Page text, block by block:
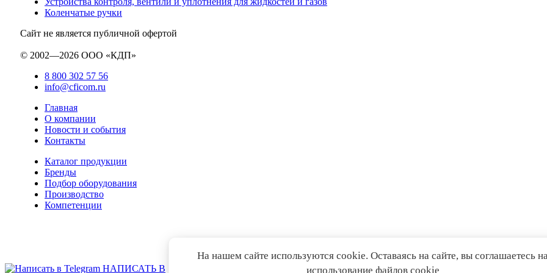
Коленчатые ручки
Сайт не является публичной офертой
© 2002—2026 ООО «КДП»
8 800 302 57 56
info@cficom.ru
Главная
О компании
Новости и события
Контакты
Каталог продукции
Бренды
Подбор оборудования
Производство
Компетенции
НАПИСАТЬ В
На нашем сайте используются cookie. Оставаясь на сайте, вы соглашаетесь
использование файлов cookie